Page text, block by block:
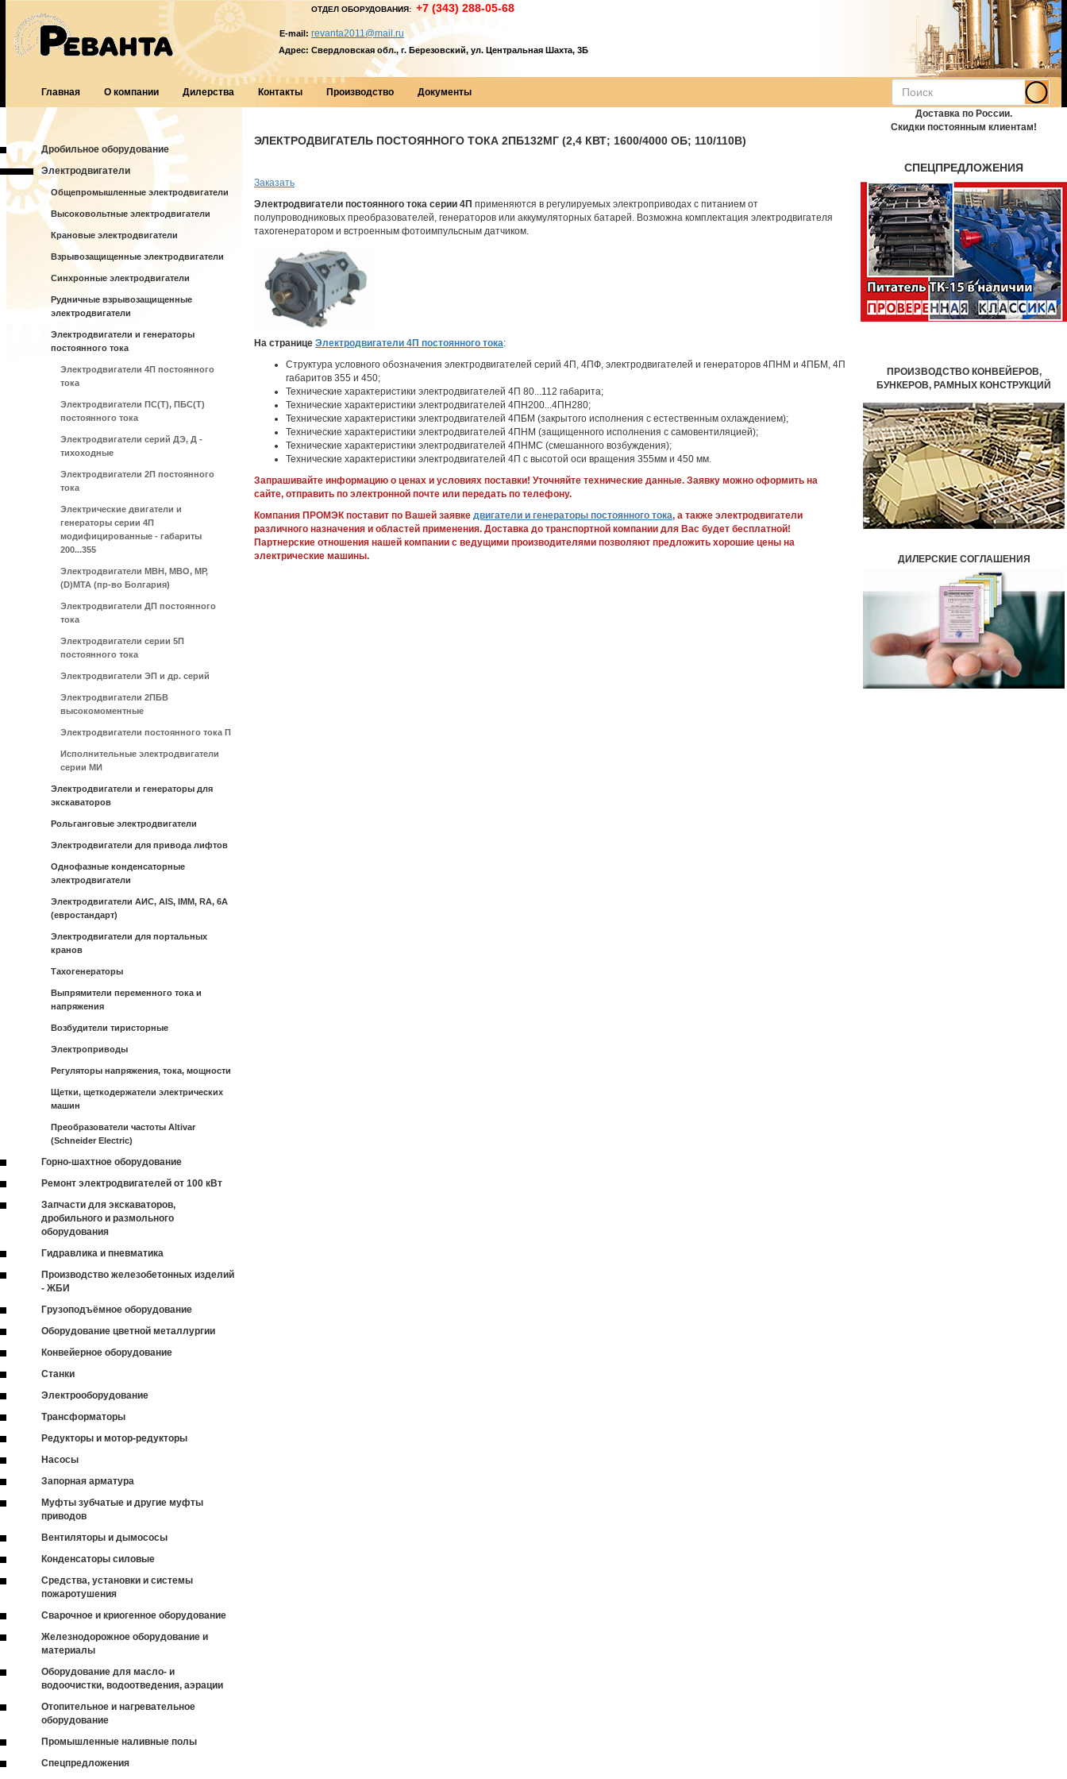
ОТДЕЛ ОБОРУДОВАНИЯ: +7 (343) 288-05-68
E-mail: revanta2011@mail.ru
Адрес: Свердловская обл., г. Березовский, ул. Центральная Шахта, 3Б
Главная О компании Дилерства Контакты Производство Документы
Дробильное оборудование
Электродвигатели
Общепромышленные электродвигатели
Высоковольтные электродвигатели
Крановые электродвигатели
Взрывозащищенные электродвигатели
Синхронные электродвигатели
Рудничные взрывозащищенные
электродвигатели
Электродвигатели и генераторы
постоянного тока
Электродвигатели 4П постоянного
тока
Электродвигатели ПС(Т), ПБС(Т)
постоянного тока
Электродвигатели серий ДЭ, Д -
тихоходные
Электродвигатели 2П постоянного
тока
Электрические двигатели и
генераторы серии 4П
модифицированные - габариты
200...355
Электродвигатели МВН, МВО, МР,
(D)МТА (пр-во Болгария)
Электродвигатели ДП постоянного
тока
Электродвигатели серии 5П
постоянного тока
Электродвигатели ЭП и др. серий
Электродвигатели 2ПБВ
высокомоментные
Электродвигатели постоянного тока П
Исполнительные электродвигатели
серии МИ
Электродвигатели и генераторы для
экскаваторов
Рольганговые электродвигатели
Электродвигатели для привода лифтов
Однофазные конденсаторные
электродвигатели
Электродвигатели АИС, AIS, IMM, RA, 6A
(евростандарт)
Электродвигатели для портальных
кранов
Тахогенераторы
Выпрямители переменного тока и
напряжения
Возбудители тиристорные
Электроприводы
Регуляторы напряжения, тока, мощности
Щетки, щеткодержатели электрических
машин
Преобразователи частоты Altivar
(Schneider Electric)
Горно-шахтное оборудование
Ремонт электродвигателей от 100 кВт
Запчасти для экскаваторов,
дробильного и размольного
оборудования
Гидравлика и пневматика
Производство железобетонных изделий
- ЖБИ
Грузоподъёмное оборудование
Оборудование цветной металлургии
Конвейерное оборудование
Станки
Электрооборудование
Трансформаторы
Редукторы и мотор-редукторы
Насосы
Запорная арматура
Муфты зубчатые и другие муфты
приводов
Вентиляторы и дымососы
Конденсаторы силовые
Средства, установки и системы
пожаротушения
Сварочное и криогенное оборудование
Железнодорожное оборудование и
материалы
Оборудование для масло- и
водоочистки, водоотведения, аэрации
Отопительное и нагревательное
оборудование
Промышленные наливные полы
Спецпредложения
ЭЛЕКТРОДВИГАТЕЛЬ ПОСТОЯННОГО ТОКА 2ПБ132МГ (2,4 КВТ; 1600/4000 ОБ; 110/110В)
Заказать
Электродвигатели постоянного тока серии 4П применяются в регулируемых электроприводах с питанием от
полупроводниковых преобразователей, генераторов или аккумуляторных батарей. Возможна комплектация электродвигателя
тахогенератором и встроенным фотоимпульсным датчиком.
На странице Электродвигатели 4П постоянного тока:
Структура условного обозначения электродвигателей серий 4П, 4ПФ, электродвигателей и генераторов 4ПНМ и 4ПБМ, 4П
габаритов 355 и 450;
Технические характеристики электродвигателей 4П 80...112 габарита;
Технические характеристики электродвигателей 4ПН200...4ПН280;
Технические характеристики электродвигателей 4ПБМ (закрытого исполнения с естественным охлаждением);
Технические характеристики электродвигателей 4ПНМ (защищенного исполнения с самовентиляцией);
Технические характеристики электродвигателей 4ПНМС (смешанного возбуждения);
Технические характеристики электродвигателей 4П с высотой оси вращения 355мм и 450 мм.
Запрашивайте информацию о ценах и условиях поставки! Уточняйте технические данные. Заявку можно оформить на
сайте, отправить по электронной почте или передать по телефону.
Компания ПРОМЭК поставит по Вашей заявке двигатели и генераторы постоянного тока, а также электродвигатели
различного назначения и областей применения. Доставка до транспортной компании для Вас будет бесплатной!
Партнерские отношения нашей компании с ведущими производителями позволяют предложить хорошие цены на
электрические машины.
Доставка по России.
Скидки постоянным клиентам!
СПЕЦПРЕДЛОЖЕНИЯ
ПРОИЗВОДСТВО КОНВЕЙЕРОВ,
БУНКЕРОВ, РАМНЫХ КОНСТРУКЦИЙ
ДИЛЕРСКИЕ СОГЛАШЕНИЯ